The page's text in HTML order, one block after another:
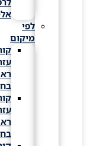
לפי
מיקום
קורס
עזרה
ראשונה
בחריש
קורס
עזרה
ראשונה
בחיפה